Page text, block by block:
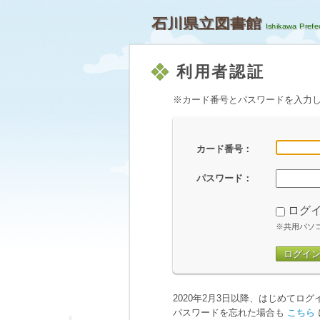
石川県立図書館
利用者認証
※カード番号とパスワードを入力
カード番号：
パスワード：
ログ
※共用パソ
ログイン
2020年2月3日以降、はじめてログ
パスワードを忘れた場合も こちら